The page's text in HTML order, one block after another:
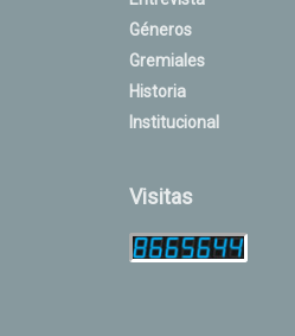
Géneros
Gremiales
Historia
Institucional
Visitas